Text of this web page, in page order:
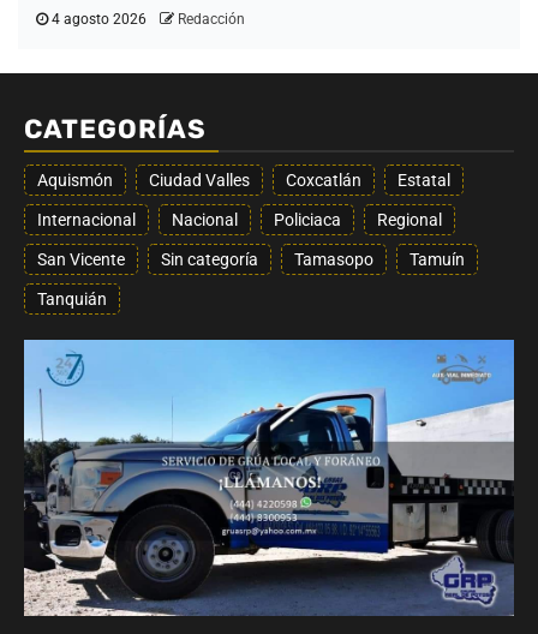
4 agosto 2026 Redacción
CATEGORÍAS
Aquismón Ciudad Valles Coxcatlán Estatal
Internacional Nacional Policiaca Regional
San Vicente Sin categoría Tamasopo Tamuín
Tanquián